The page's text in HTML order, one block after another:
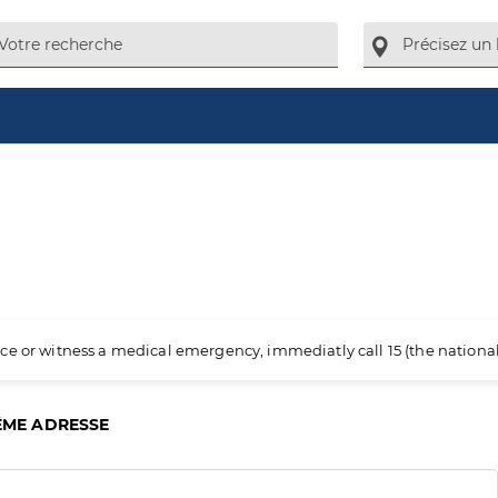
or witness a medical emergency, immediatly call 15 (the
ADRESSE